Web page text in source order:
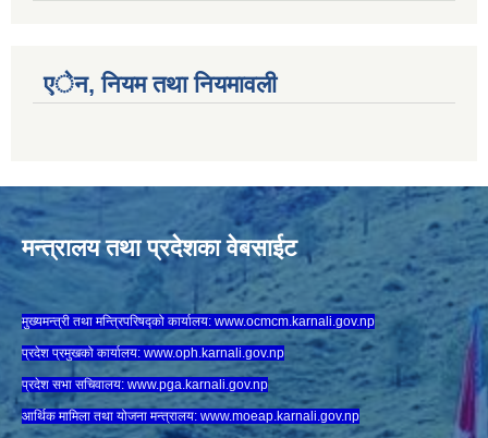
एेन, नियम तथा नियमावली
मन्त्रालय तथा प्रदेशका वेबसाईट
मुख्यमन्त्री तथा मन्त्रिपरिषद्को कार्यालय: www.ocmcm.karnali.gov.np
प्रदेश प्रमुखको कार्यालय: www.oph.karnali.gov.np
प्रदेश सभा सचिवालय: www.pga.karnali.gov.np
आर्थिक मामिला तथा योजना मन्त्रालय: www.moeap.karnali.gov.np